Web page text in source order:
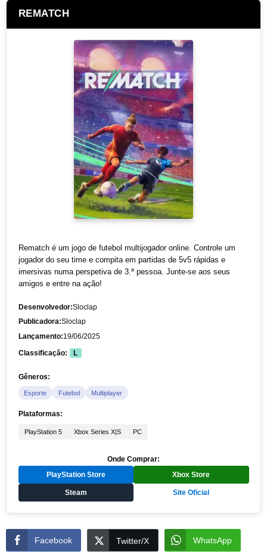
REMATCH
Rematch é um jogo de futebol multijogador online. Controle um
jogador do seu time e compita em partidas de 5v5 rápidas e
imersivas numa perspetiva de 3.ª pessoa. Junte-se aos seus
amigos e entre na ação!
Desenvolvedor:Sloclap
Publicadora:Sloclap
Lançamento:19/06/2025
Classificação: L
Gêneros:
Esporte Futebol Multiplayer
Plataformas:
PlayStation 5 Xbox Series X|S PC
Onde Comprar:
PlayStation Store Xbox Store
Steam Site Oficial
Facebook Twitter/X WhatsApp